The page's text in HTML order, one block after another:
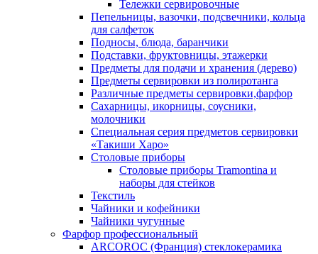
Тележки сервировочные
Пепельницы, вазочки, подсвечники, кольца
для салфеток
Подносы, блюда, баранчики
Подставки, фруктовницы, этажерки
Предметы для подачи и хранения (дерево)
Предметы сервировки из полиротанга
Различные предметы сервировки,фарфор
Сахарницы, икорницы, соусники,
молочники
Специальная серия предметов сервировки
«Такиши Харо»
Столовые приборы
Столовые приборы Trаmоntina и
наборы для стейков
Текстиль
Чайники и кофейники
Чайники чугунные
Фарфор профессиональный
ARCOROC (Франция) стеклокерамика